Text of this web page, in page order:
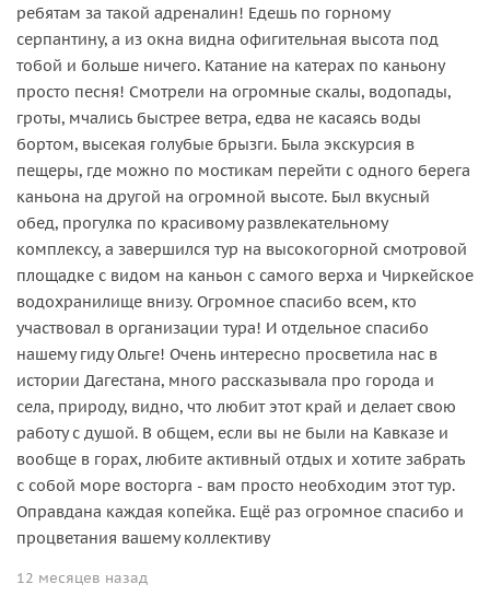
ребятам за такой адреналин! Едешь по горному
серпантину, а из окна видна офигительная высота под
тобой и больше ничего. Катание на катерах по каньону
просто песня! Смотрели на огромные скалы, водопады,
гроты, мчались быстрее ветра, едва не касаясь воды
бортом, высекая голубые брызги. Была экскурсия в
пещеры, где можно по мостикам перейти с одного берега
каньона на другой на огромной высоте. Был вкусный
обед, прогулка по красивому развлекательному
комплексу, а завершился тур на высокогорной смотровой
площадке с видом на каньон с самого верха и Чиркейское
водохранилище внизу. Огромное спасибо всем, кто
участвовал в организации тура! И отдельное спасибо
нашему гиду Ольге! Очень интересно просветила нас в
истории Дагестана, много рассказывала про города и
села, природу, видно, что любит этот край и делает свою
работу с душой. В общем, если вы не были на Кавказе и
вообще в горах, любите активный отдых и хотите забрать
с собой море восторга - вам просто необходим этот тур.
Оправдана каждая копейка. Ещё раз огромное спасибо и
процветания вашему коллективу
12 месяцев назад